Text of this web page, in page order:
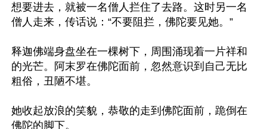
想要进去，就被一名僧人拦住了去路。这时另一名
僧人走来，传话说：“不要阻拦，佛陀要见她。”
释迦佛端身盘坐在一棵树下，周围涌现着一片祥和
的光芒。阿末罗在佛陀面前，忽然意识到自己无比
粗俗，丑陋不堪。
她收起放浪的笑貌，恭敬的走到佛陀面前，跪倒在
佛陀的脚下。